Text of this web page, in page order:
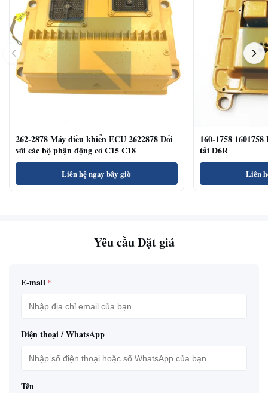
262-2878 Máy điều khiển ECU 2622878 Đối
với các bộ phận động cơ C15 C18
Liên hệ ngay bây giờ
160-1758
tải D6R
Liên
Yêu cầu Đặt giá
E-mail *
Điện thoại / WhatsApp
Tên